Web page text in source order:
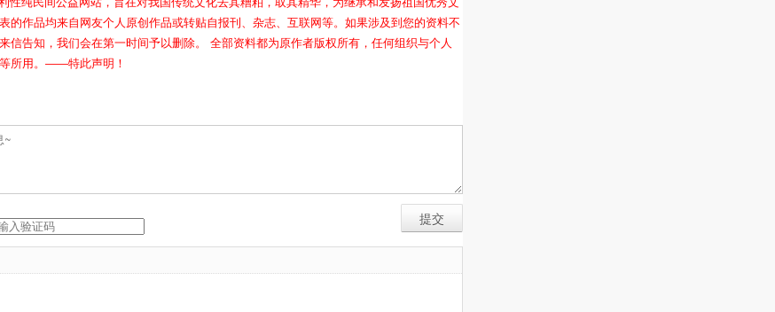
的作品均来自网友个人原创作品或转贴自报刊、杂志、互联网等。如果涉及到您的资料不
信告知，我们会在第一时间予以删除。 全部资料都为原作者版权所有，任何组织与个人
所用。——特此声明！